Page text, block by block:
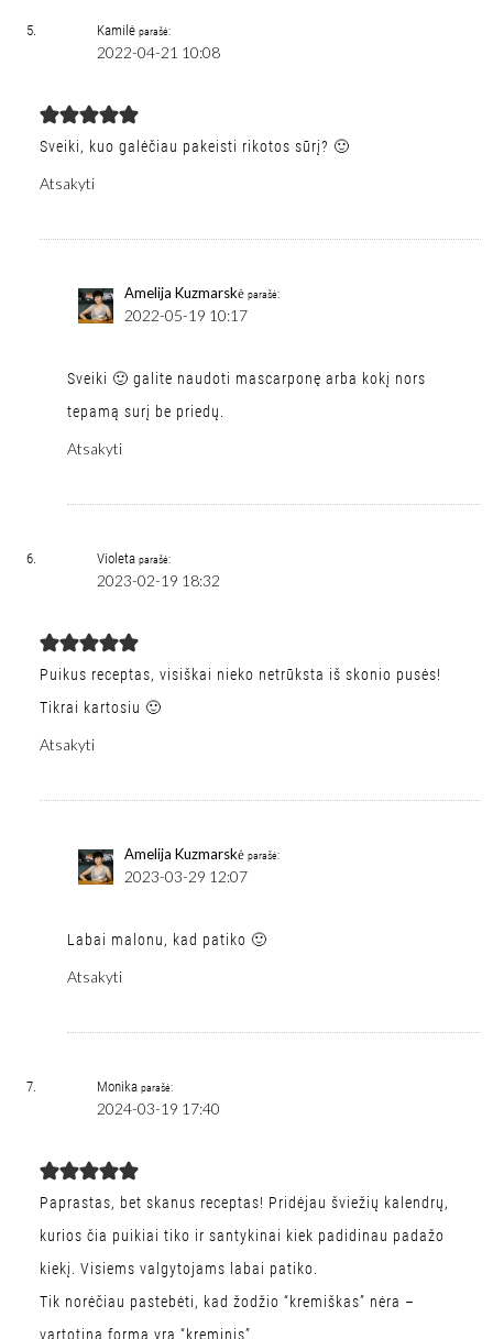
Kamilė parašė:
2022-04-21 10:08
Sveiki, kuo galėčiau pakeisti rikotos sūrį? 🙂
Atsakyti
Amelija Kuzmarskė parašė:
2022-05-19 10:17
Sveiki 🙂 galite naudoti mascarponę arba kokį nors
tepamą surį be priedų.
Atsakyti
Violeta parašė:
2023-02-19 18:32
Puikus receptas, visiškai nieko netrūksta iš skonio pusės!
Tikrai kartosiu 🙂
Atsakyti
Amelija Kuzmarskė parašė:
2023-03-29 12:07
Labai malonu, kad patiko 🙂
Atsakyti
Monika parašė:
2024-03-19 17:40
Paprastas, bet skanus receptas! Pridėjau šviežių kalendrų,
kurios čia puikiai tiko ir santykinai kiek padidinau padažo
kiekį. Visiems valgytojams labai patiko.
Tik norėčiau pastebėti, kad žodžio “kremiškas” nėra –
vartotina forma yra “kreminis”.